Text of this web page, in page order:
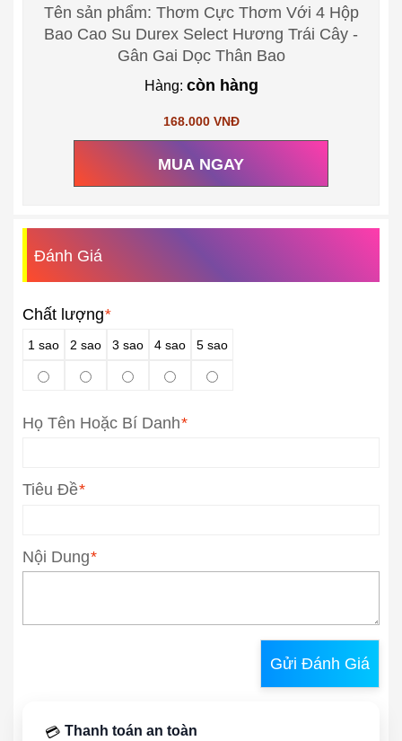
Tên sản phẩm: Thơm Cực Thơm Với 4 Hộp
Bao Cao Su Durex Select Hương Trái Cây -
Gân Gai Dọc Thân Bao
Hàng: còn hàng
168.000 VNĐ
MUA NGAY
Đánh Giá
Chất lượng*
1 sao 2 sao 3 sao 4 sao 5 sao
*
Họ Tên Hoặc Bí Danh
*
Tiêu Đề
*
Nội Dung
Gửi Đánh Giá
💳 Thanh toán an toàn